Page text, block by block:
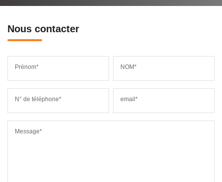
Nous contacter
Prénom* NOM*
N° de téléphone* email*
Message*